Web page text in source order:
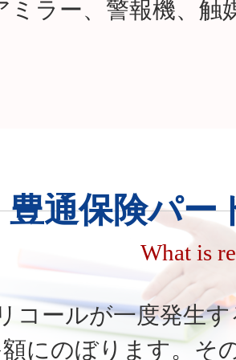
ミラー、警報機、
豊通保険パー
What is
コールが一度発生
にのぼります。そ